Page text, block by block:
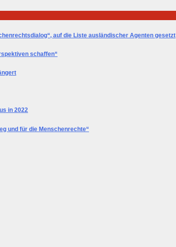
auf die Liste ausländischer Agenten gesetzt
schaffen“
in 2022
und für die Menschenrechte“